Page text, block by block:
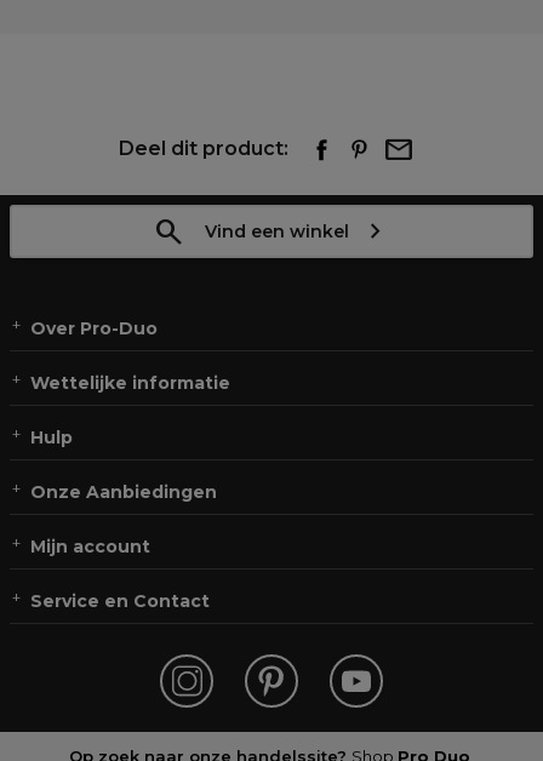
Deel dit product:
Vind een winkel
Over Pro-Duo
Wettelijke informatie
Hulp
Onze Aanbiedingen
Mijn account
Service en Contact
Op zoek naar onze handelssite? Shop Pro Duo